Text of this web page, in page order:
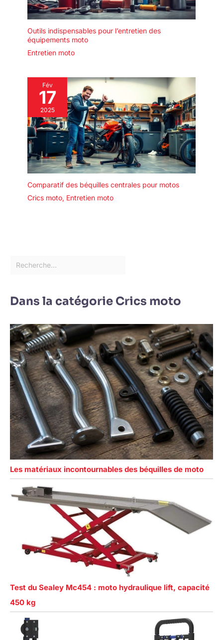
Outils indispensables pour l’entretien des
équipements moto
Entretien moto
Fév
17
2025
Comparatif des béquilles centrales pour motos
Crics moto, Entretien moto
Dans la catégorie Crics moto
Les matériaux incontournables des béquilles de moto
Test du Sealey Mc454 : moto hydraulique lift, capacité
450 kg